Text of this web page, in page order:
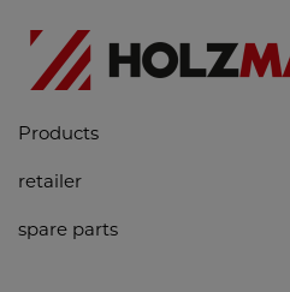
Products
retailer
spare parts